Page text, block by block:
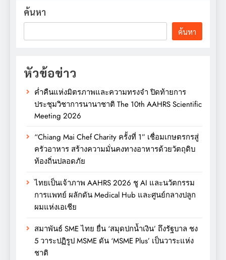
ค้นหา
ค้นหา
หัวข้อข่าว
ค่ำคืนแห่งมิตรภาพและความทรงจำ ปิดท้ายการ
ประชุมวิชาการนานาชาติ The 10th AAHRS Scientific
Meeting 2026
“Chiang Mai Chef Charity ครั้งที่ 1” เชื่อมเกษตรกรสู่
ครัวอาหาร สร้างความมั่นคงทางอาหารด้วยวัตถุดิบ
ท้องถิ่นปลอดภัย
ไทยเป็นเจ้าภาพ AAHRS 2026 ชู AI และนวัตกรรม
การแพทย์ ผลักดัน Medical Hub และศูนย์กลางปลูก
ผมแห่งเอเชีย
สมาพันธ์ SME ไทย ยื่น ‘สมุดปกน้ำเงิน’ ถึงรัฐบาล ชง
5 วาระปฏิรูป MSME ดัน ‘MSME Plus’ เป็นวาระแห่ง
ชาติ